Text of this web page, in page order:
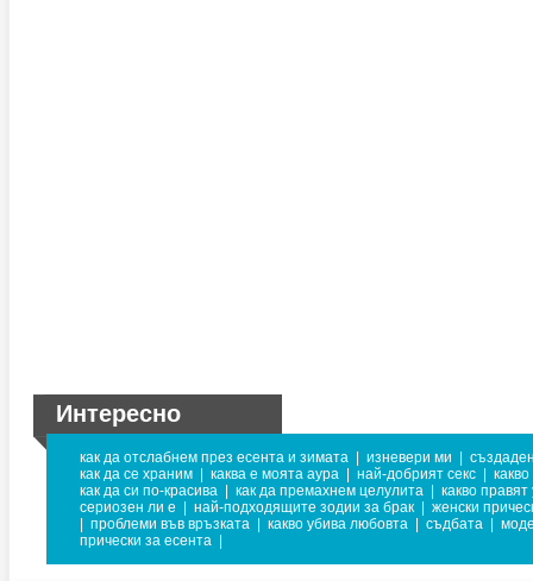
Интересно
как да отслабнем през есента и зимата изневери ми
как да се храним
каква е моята аура най-добрият секс
как да си по-красива
как да премахнем целулита
какво
сериозен ли е
най-подходящите зодии за брак
женски
проблеми във връзката какво убива любовта съдбата
прически за есента